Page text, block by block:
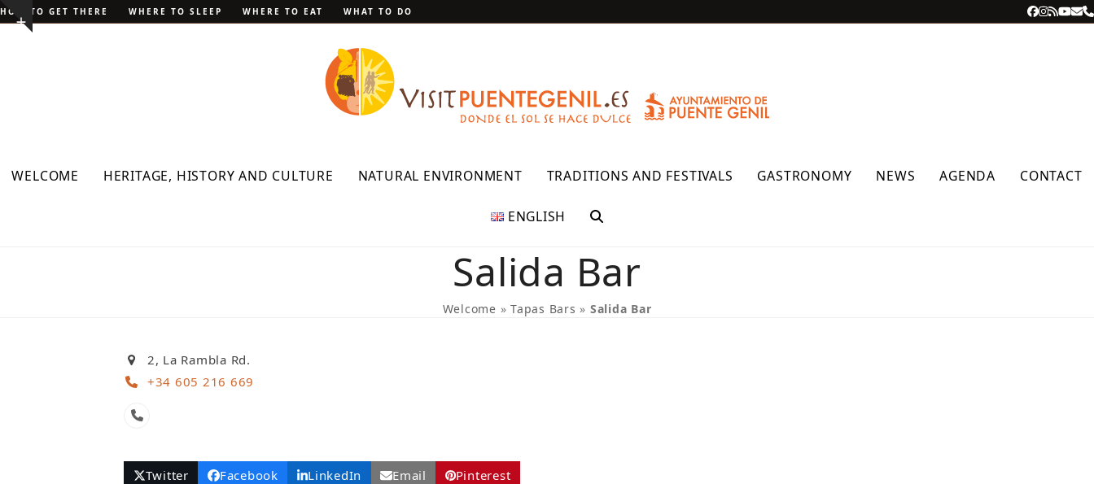
Skip
to Show
HOW TO GET THERE WHERE TO SLEEP WHERE TO EAT WHAT TO DO Facebook
RSS
WELCOME HERITAGE, HISTORY AND CULTURE NATURAL ENVIRONMENT TRADITIONS AND FESTIVALS GASTRONOMY NEWS AGENDA CONTACT
ENGLISH
Salida Bar
Welcome »Tapas Bars » Salida Bar
2, La Rambla Rd.
+34 605 216 669
Phone
Twitter Facebook LinkedIn Email Pinterest